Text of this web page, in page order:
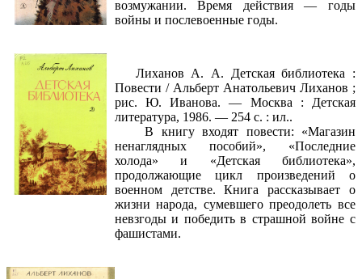
возмужании. Время действия — годы
войны и послевоенные годы.
Лиханов А. А. Детская библиотека :
Повести / Альберт Анатольевич Лиханов ;
рис. Ю. Иванова. — Москва : Детская
литература, 1986. — 254 с. : ил..
В книгу входят повести: «Магазин
ненаглядных пособий», «Последние
холода» и «Детская библиотека»,
продолжающие цикл произведений о
военном детстве. Книга рассказывает о
жизни народа, сумевшего преодолеть все
невзгоды и победить в страшной войне с
фашистами.